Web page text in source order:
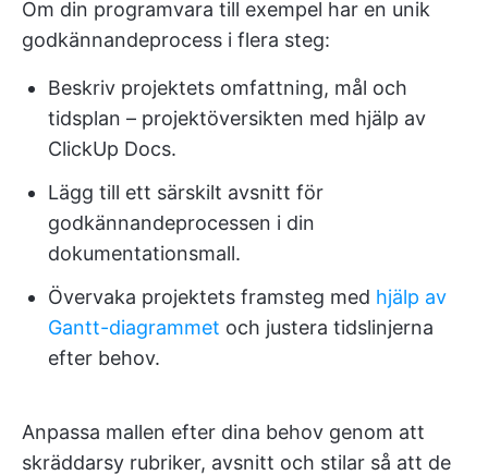
Om din programvara till exempel har en unik
godkännandeprocess i flera steg:
Beskriv projektets omfattning, mål och
tidsplan – projektöversikten med hjälp av
ClickUp Docs.
Lägg till ett särskilt avsnitt för
godkännandeprocessen i din
dokumentationsmall.
Övervaka projektets framsteg med hjälp av
Gantt-diagrammet och justera tidslinjerna
efter behov.
Anpassa mallen efter dina behov genom att
skräddarsy rubriker, avsnitt och stilar så att de